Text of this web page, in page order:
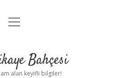
Anasayfa
Uyarı
menüyü
Bahçesi
alan keyifli bilgiler!